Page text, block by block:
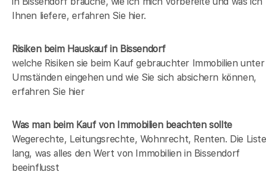
Ihnen liefere, erfahren Sie hier.
Risiken beim Hauskaufin Bissendorf
welche Risiken sie beim Kauf gebrauchter Immobilien unter
Umständen eingehen und wie Sie sich absichern können,
erfahren Sie hier
Was man beim Kauf von Immobilien beachten sollte
Wegerechte, Leitungsrechte, Wohnrecht, Renten. Die
lang, was alles den Wert von Immobilien in Bissendorf
beeinflusst